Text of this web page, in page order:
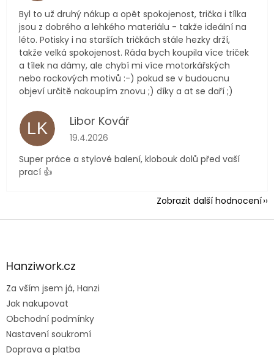
Byl to už druhý nákup a opět spokojenost, trička i tílka
jsou z dobrého a lehkého materiálu - takže ideální na
léto. Potisky i na starších tričkách stále hezky drží,
takže velká spokojenost. Ráda bych koupila více triček
a tílek na dámy, ale chybí mi více motorkářských
nebo rockových motivů :-) pokud se v budoucnu
objeví určitě nakoupím znovu ;) díky a at se daří ;)
LK Libor Kovář
Hodnocení obchodu je 5 z 5 hvězdiček.
19.4.2026
Super práce a stylové balení, klobouk dolů před vaší
prací 👍
Zobrazit další hodnocení
Z
aHanziwork.cz
Za vším jsem já, Hanzi
Jak nakupovat
Obchodní podmínky
Nastavení soukromí
Doprava a platba